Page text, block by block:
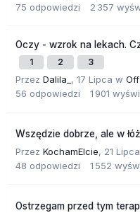
75 odpowiedzi 2 357
Oczy - wzrok na lekach.
1 2 3
Przez Dalila_ , 17 Lipca w
56 odpowiedzi 1 901
Wszędzie dobrze, ale w
Przez KochamElcie, 21 Lipca
48 odpowiedzi 1 552
Ostrzegam przed tym